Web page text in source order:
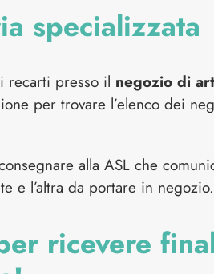
specializzata
recarti presso il negozio di
per trovare l’elenco dei
alla ASL che
e l’altra da portare in negozio.
ricevere